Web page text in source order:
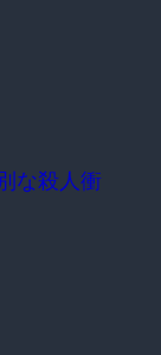
な殺人衝